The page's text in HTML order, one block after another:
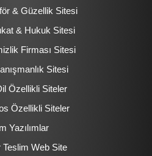
& Güzellik Sitesi
& Hukuk Sitesi
Firması Sitesi
Sitesi
Özellikli Siteler
Özellikli Siteler
Yazılımlar
Teslim Web Site